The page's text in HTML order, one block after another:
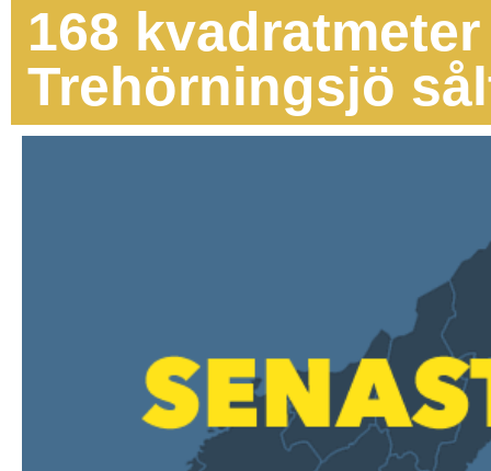
168
Trehörningsjö